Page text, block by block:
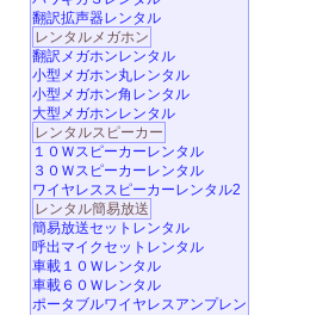
翻訳拡声器レンタル
レンタルメガホン
翻訳メガホンレンタル
小型メガホン丸レンタル
小型メガホン角レンタル
大型メガホンレンタル
レンタルスピーカー
１０Ｗスピーカーレンタル
３０Ｗスピーカーレンタル
ワイヤレススピーカーレンタル2
レンタル簡易放送
簡易放送セットレンタル
呼出マイクセットレンタル
車載１０Ｗレンタル
車載６０Ｗレンタル
ポータブルワイヤレスアンプレン